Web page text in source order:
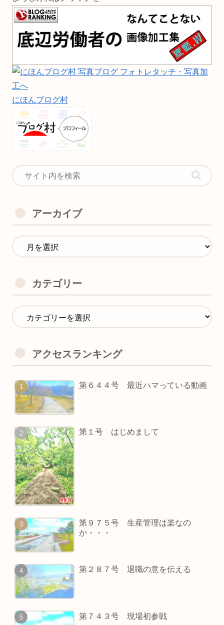
にほんブログ村
アーカイブ
カテゴリー
アクセスランキング
第６４４号 最近ハマっている動画
第１号 はじめまして
第９７５号 生産管理は楽なの
か・・・
第２８７号 退職の意を伝える
第７４３号 現場初参戦